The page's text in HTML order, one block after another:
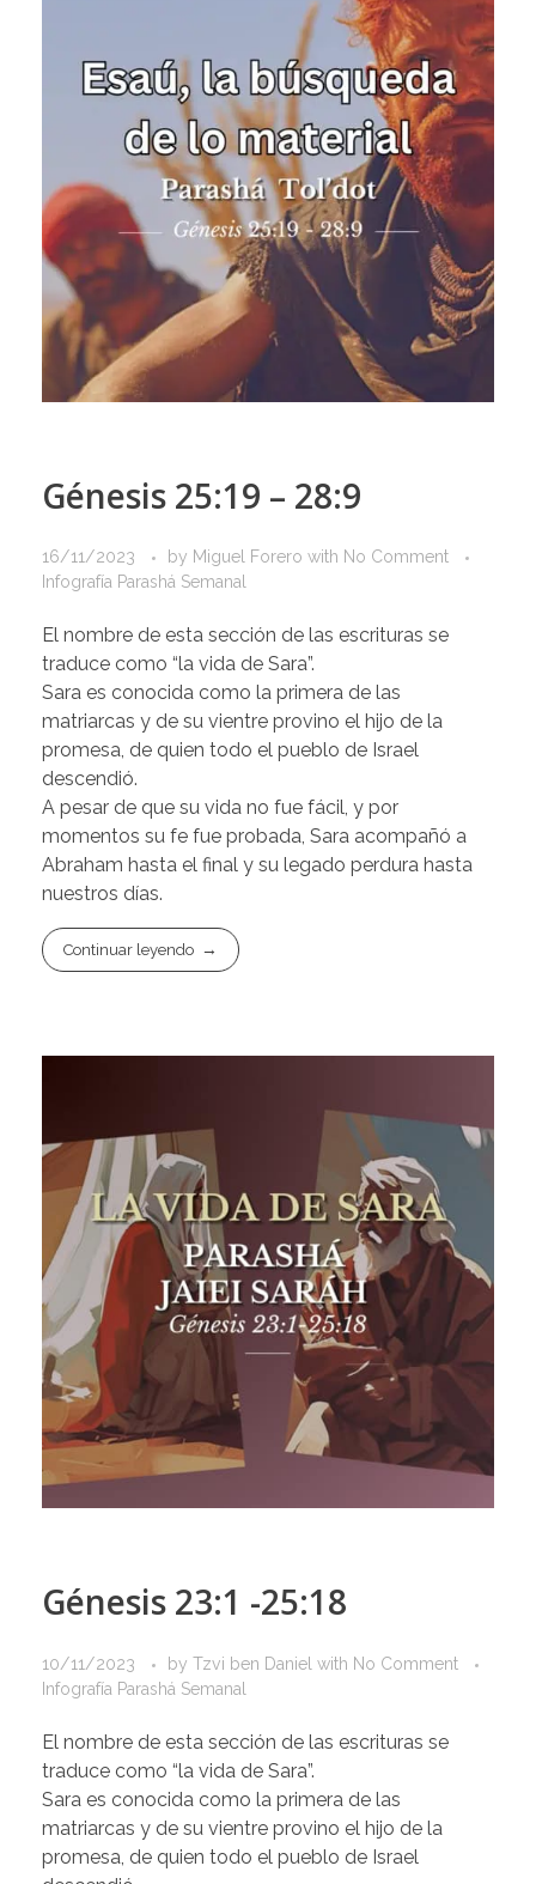
Génesis 25:19 – 28:9
16/11/2023 by Miguel Forero with No Comment
Infografía Parashá Semanal
El nombre de esta sección de las escrituras se
traduce como “la vida de Sara”.
Sara es conocida como la primera de las
matriarcas y de su vientre provino el hijo de la
promesa, de quien todo el pueblo de Israel
descendió.
A pesar de que su vida no fue fácil, y por
momentos su fe fue probada, Sara acompañó a
Abraham hasta el final y su legado perdura hasta
nuestros días.
Continuar leyendo
Génesis 23:1 -25:18
10/11/2023 by Tzvi ben Daniel with No Comment
Infografía Parashá Semanal
El nombre de esta sección de las escrituras se
traduce como “la vida de Sara”.
Sara es conocida como la primera de las
matriarcas y de su vientre provino el hijo de la
promesa, de quien todo el pueblo de Israel